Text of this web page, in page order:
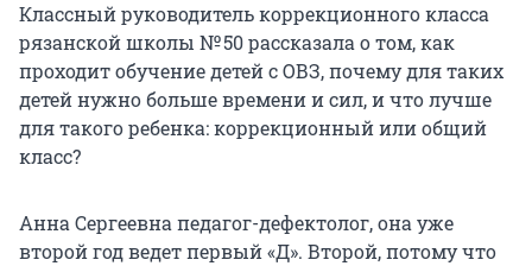
Классный руководитель коррекционного класса
рязанской школы № 50 рассказала о том, как
проходит обучение детей с ОВЗ, почему для таких
детей нужно больше времени и сил, и что лучше
для такого ребенка: коррекционный или общий
класс?
Анна Сергеевна педагог-дефектолог, она уже
второй год ведет первый «Д». Второй, потому что